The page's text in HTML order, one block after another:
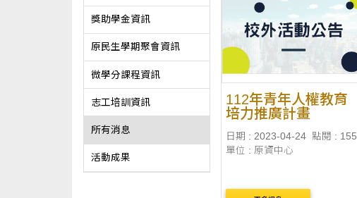
獎助學金資訊
原民生學期聚會資訊
微學分課程資訊
志工培訓資訊
所有消息
活動成果
112年青年人權教育
培力推廣計畫
日期 : 2023-04-24 點閱 : 155
單位 : 原資中心